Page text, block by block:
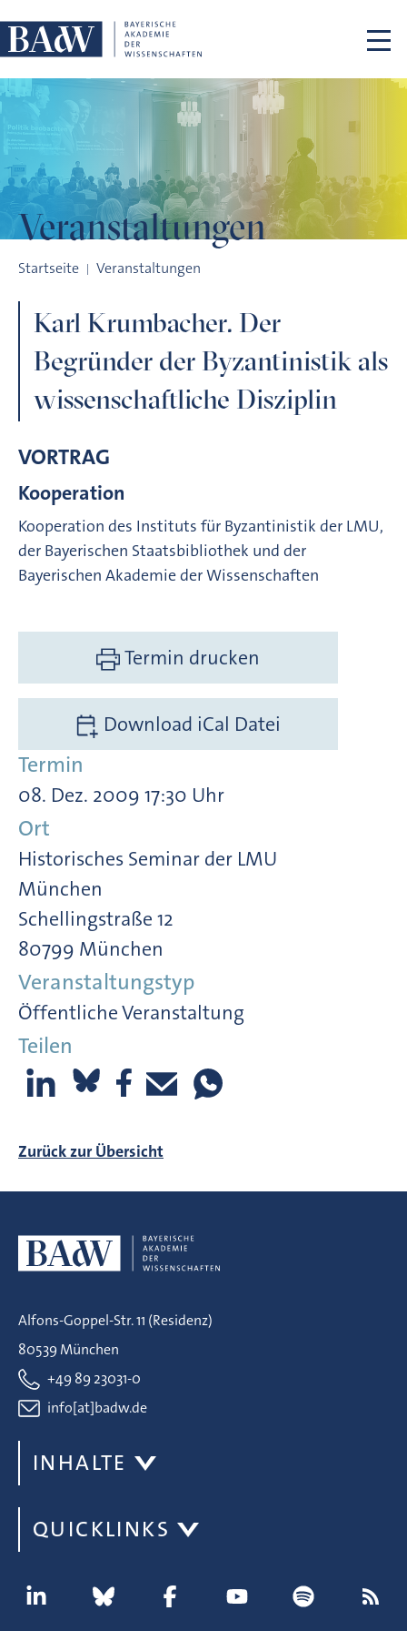
Veranstaltungen
Startseite Veranstaltungen
Karl Krumbacher. Der
Begründer der Byzantinistik als
wissenschaftliche Disziplin
VORTRAG
Kooperation
Kooperation des Instituts für Byzantinistik der LMU,
der Bayerischen Staatsbibliothek und der
Bayerischen Akademie der Wissenschaften
Termin drucken
Download iCal Datei
Termin
08. Dez. 2009 17:30 Uhr
Ort
Historisches Seminar der LMU
München
Schellingstraße 12
80799 München
Veranstaltungstyp
Öffentliche Veranstaltung
Teilen
Zurück zur Übersicht
Alfons-Goppel-Str. 11 (Residenz)
80539 München
+49 89 23031-0
info[at]badw.de
INHALTE
QUICKLINKS